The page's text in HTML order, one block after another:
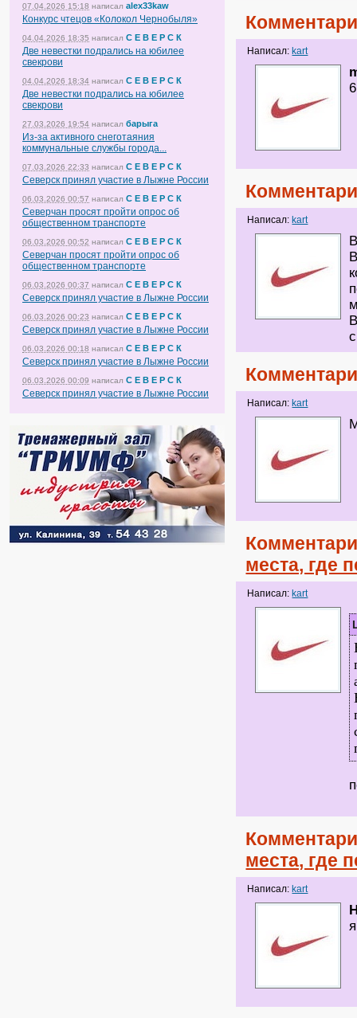
07.04.2026 15:18 написал alex33kaw
Конкурс чтецов «Колокол Чернобыля»
04.04.2026 18:35 написал С Е В Е Р С К
Две невестки подрались на юбилее
свекрови
04.04.2026 18:34 написал С Е В Е Р С К
Две невестки подрались на юбилее
свекрови
27.03.2026 19:54 написал барыга
Из-за активного снеготаяния
коммунальные службы города...
07.03.2026 22:33 написал С Е В Е Р С К
Северск принял участие в Лыжне России
06.03.2026 00:57 написал С Е В Е Р С К
Северчан просят пройти опрос об
общественном транспорте
06.03.2026 00:52 написал С Е В Е Р С К
Северчан просят пройти опрос об
общественном транспорте
06.03.2026 00:37 написал С Е В Е Р С К
Северск принял участие в Лыжне России
06.03.2026 00:23 написал С Е В Е Р С К
Северск принял участие в Лыжне России
06.03.2026 00:18 написал С Е В Е Р С К
Северск принял участие в Лыжне России
06.03.2026 00:09 написал С Е В Е Р С К
Северск принял участие в Лыжне России
Написал: kart
6
Написал: kart
Написал: kart
места, где
Написал: kart
места, где
Написал: kart